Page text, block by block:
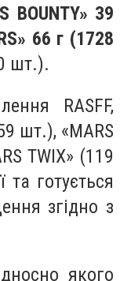
BOUNTY» 39
66 г (1728
шт.).
RASFF,
шт.), «MARS
TWIX» (119
та готується
згідно з
якого